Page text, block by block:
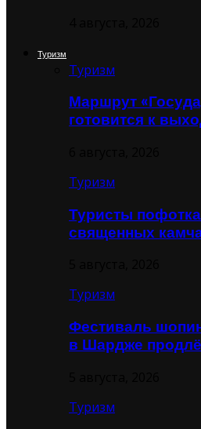
Туризм
Туризм
Маршрут
готовится к
Туризм
Туристы
священных
Туризм
Фестиваль
в Шардже
Туризм